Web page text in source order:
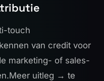
touch
van credit voor
marketing- of sales-
Meer uitleg → te